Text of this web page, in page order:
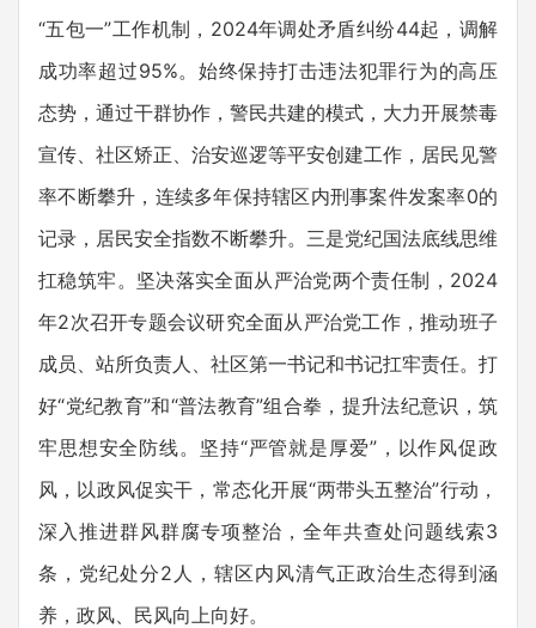
“五包一”工作机制，2024年调处矛盾纠纷44起，调解
成功率超过95%。始终保持打击违法犯罪行为的高压
态势，通过干群协作，警民共建的模式，大力开展禁毒
宣传、社区矫正、治安巡逻等平安创建工作，居民见警
率不断攀升，连续多年保持辖区内刑事案件发案率0的
记录，居民安全指数不断攀升。三是党纪国法底线思维
扛稳筑牢。坚决落实全面从严治党两个责任制，2024
年2次召开专题会议研究全面从严治党工作，推动班子
成员、站所负责人、社区第一书记和书记扛牢责任。打
好“党纪教育”和“普法教育”组合拳，提升法纪意识，筑
牢思想安全防线。坚持“严管就是厚爱”，以作风促政
风，以政风促实干，常态化开展“两带头五整治”行动，
深入推进群风群腐专项整治，全年共查处问题线索3
条，党纪处分2人，辖区内风清气正政治生态得到涵
养，政风、民风向上向好。